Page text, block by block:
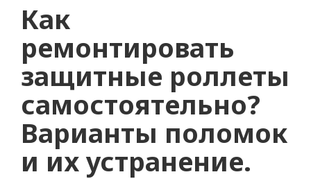
Как
ремонтировать
защитные роллеты
самостоятельно?
Варианты поломок
и их устранение.